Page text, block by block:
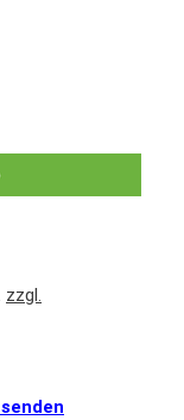
zzgl.